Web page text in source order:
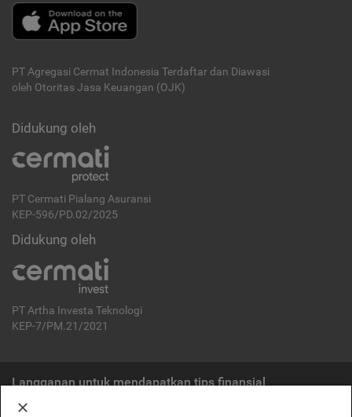
PT Agregasi Cermat Indonesia Terdaftar dan Diawasi
oleh Otoritas Jasa Keuangan (OJK)
Didukung oleh
PT Cermati Pialang Asuransi
KEP-596/PD.02/2025
Didukung oleh
PT Artha Investa Teknologi
KEP-7/PM.21/2021
Langganan untuk mendapatkan tips finansial